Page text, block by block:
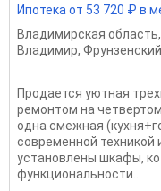
Ипотека от 53 720 ₽ в
Владимирская область,
Владимир,
Продается уютная
ремонтом на
одна смежная
современной техникой
установлены шкафы,
функциональности...